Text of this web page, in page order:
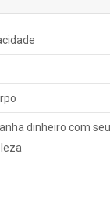
dinheiro com